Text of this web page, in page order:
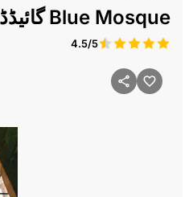
Blue Mosque گائیڈڈ ٹور
4.5/5